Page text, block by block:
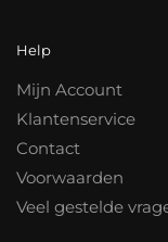
Help
Mijn Account
Klantenservice
Contact
Voorwaarden
Veel gestelde